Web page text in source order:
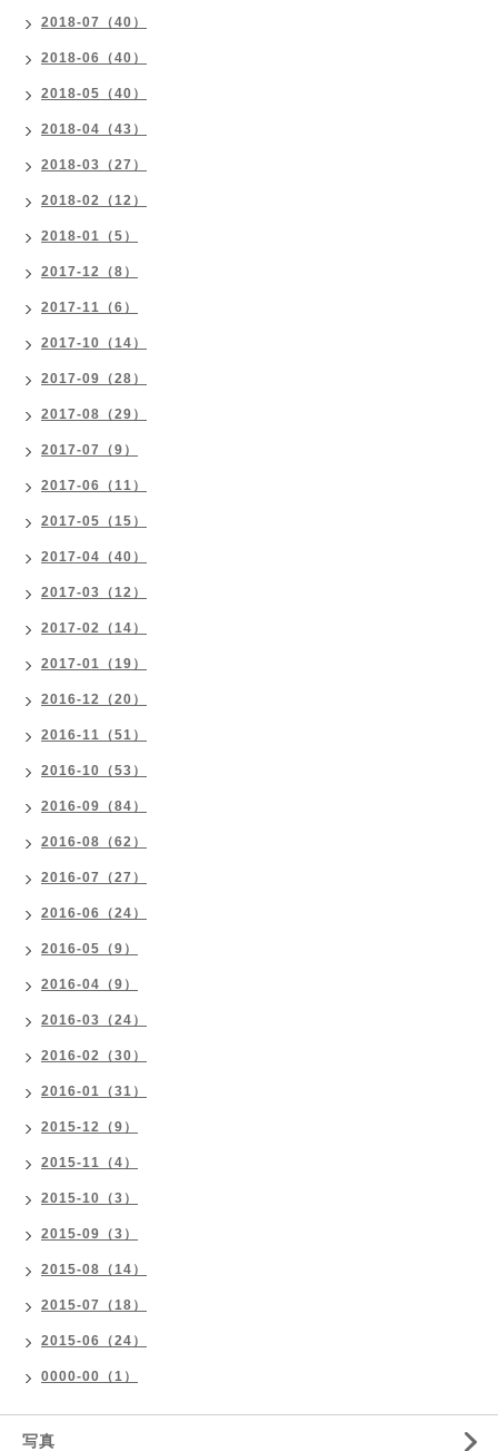
2018-07（40）
2018-06（40）
2018-05（40）
2018-04（43）
2018-03（27）
2018-02（12）
2018-01（5）
2017-12（8）
2017-11（6）
2017-10（14）
2017-09（28）
2017-08（29）
2017-07（9）
2017-06（11）
2017-05（15）
2017-04（40）
2017-03（12）
2017-02（14）
2017-01（19）
2016-12（20）
2016-11（51）
2016-10（53）
2016-09（84）
2016-08（62）
2016-07（27）
2016-06（24）
2016-05（9）
2016-04（9）
2016-03（24）
2016-02（30）
2016-01（31）
2015-12（9）
2015-11（4）
2015-10（3）
2015-09（3）
2015-08（14）
2015-07（18）
2015-06（24）
0000-00（1）
写真